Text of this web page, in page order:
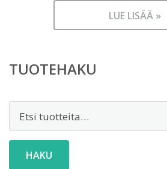
LUE LISÄÄ »
TUOTEHAKU
HAKU